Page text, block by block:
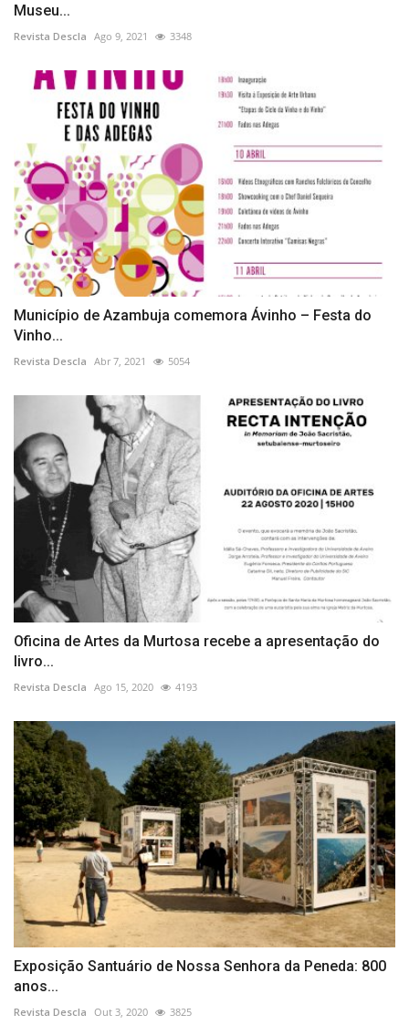
Museu...
Revista Descla Ago 9, 2021 3348
Município de Azambuja comemora Ávinho – Festa do
Vinho...
Revista Descla Abr 7, 2021 5054
Oficina de Artes da Murtosa recebe a apresentação do
livro...
Revista Descla Ago 15, 2020 4193
Exposição Santuário de Nossa Senhora da Peneda: 800
anos...
Revista Descla Out 3, 2020 3825